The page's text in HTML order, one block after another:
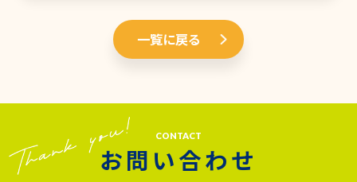
一覧に戻る
CONTACT
お問い合わせ